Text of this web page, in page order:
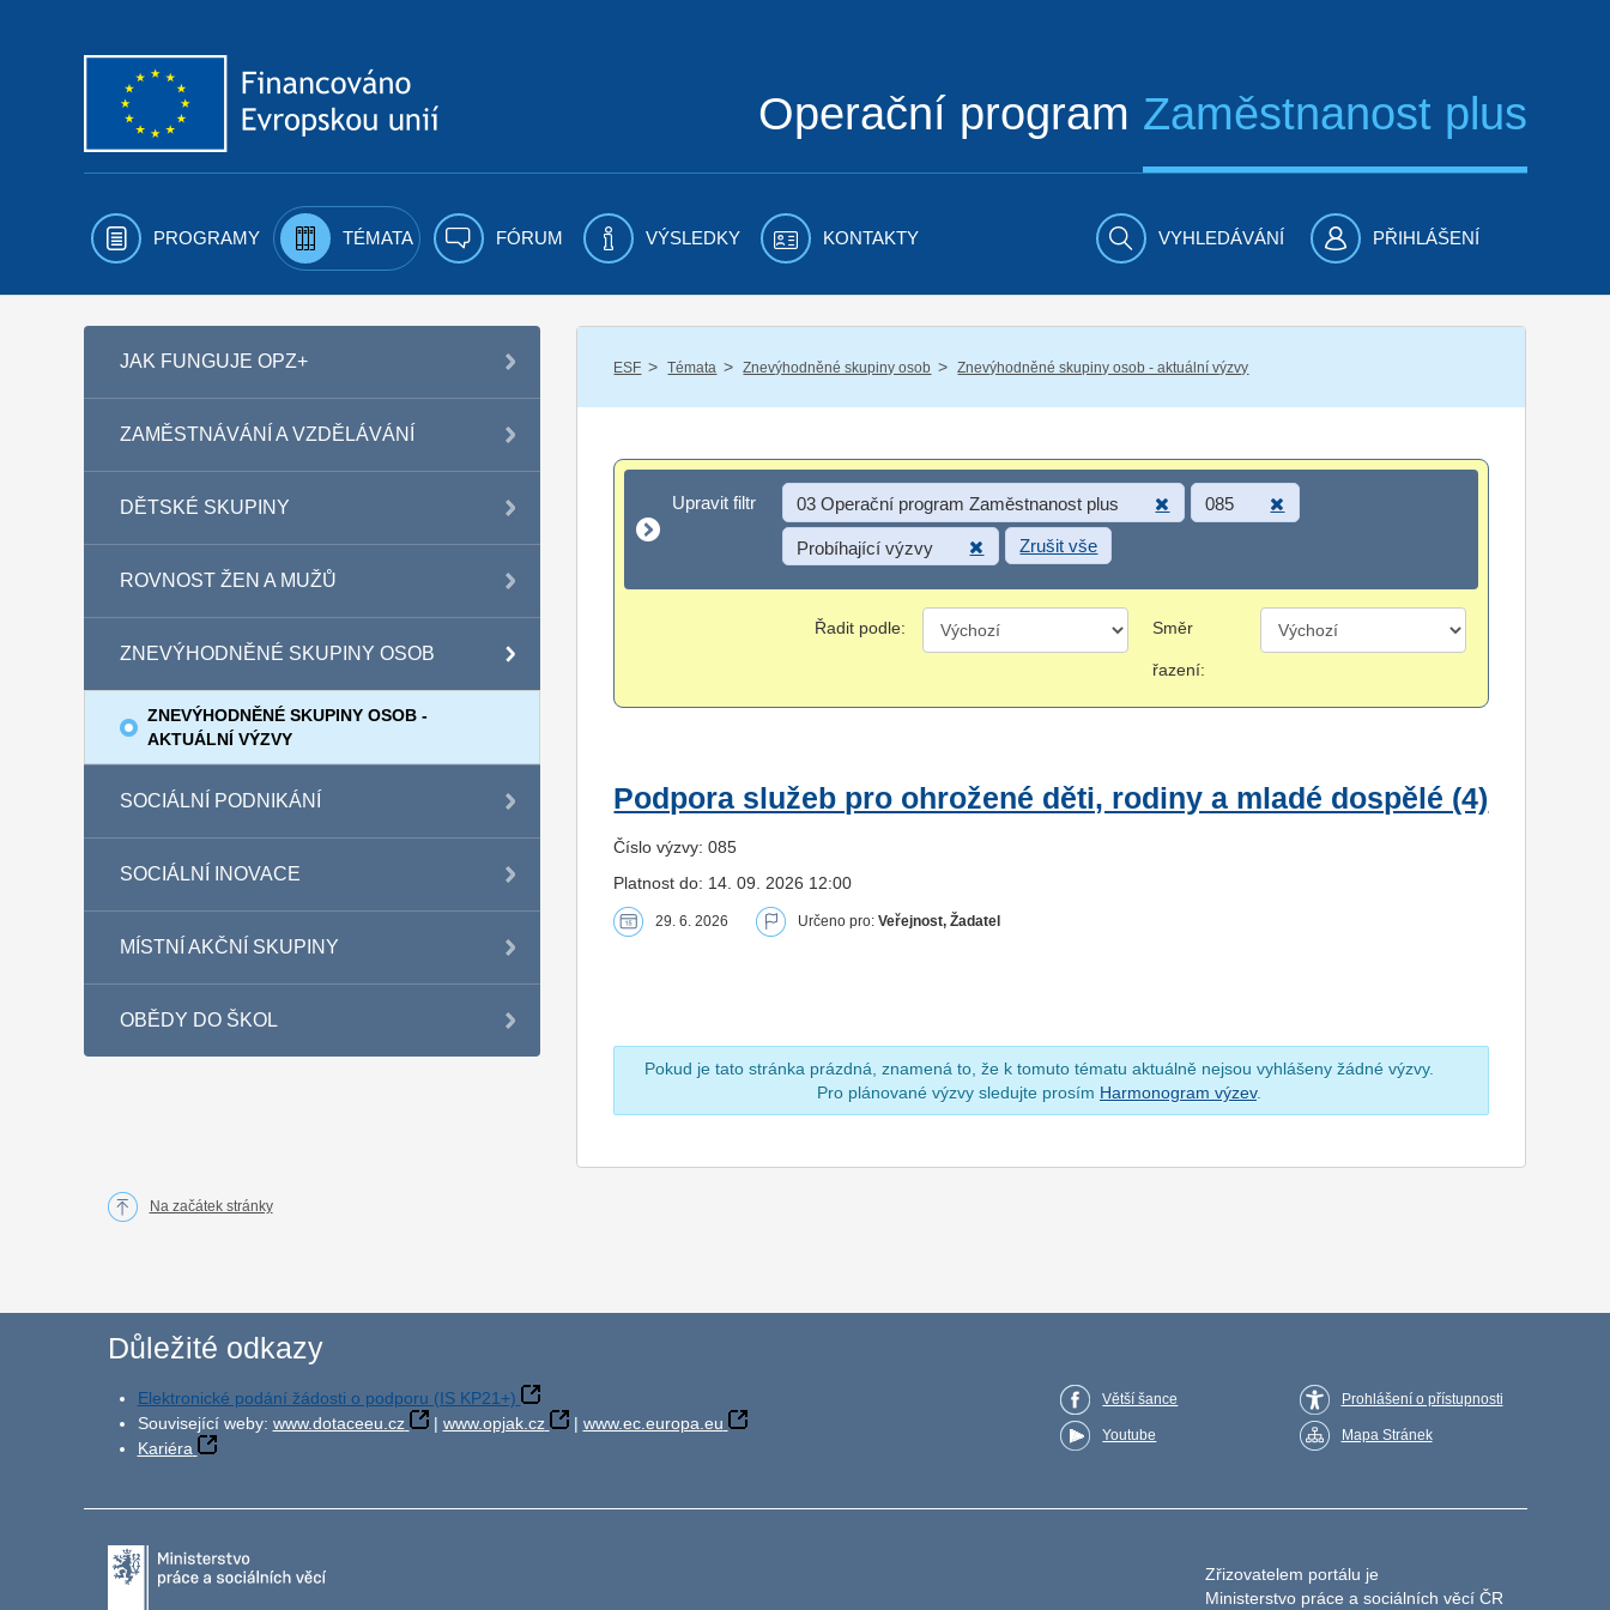
Operační program Zaměstnanost plus
PROGRAMY TÉMATA FÓRUM VÝSLEDKY KONTAKTY VYHLEDÁVÁNÍ PŘIHLÁŠENÍ
JAK FUNGUJE OPZ+
ZAMĚSTNÁVÁNÍ A VZDĚLÁVÁNÍ
DĚTSKÉ SKUPINY
ROVNOST ŽEN A MUŽŮ
ZNEVÝHODNĚNÉ SKUPINY OSOB
ZNEVÝHODNĚNÉ SKUPINY OSOB -
AKTUÁLNÍ VÝZVY
SOCIÁLNÍ PODNIKÁNÍ
SOCIÁLNÍ INOVACE
MÍSTNÍ AKČNÍ SKUPINY
OBĚDY DO ŠKOL
ESF / Témata / Znevýhodněné skupiny osob / Znevýhodněné skupiny osob - aktuální výzvy
Upravit filtr
Upravit filtr 03 Operační program Zaměstnanost plus 085
Probíhající výzvy Zrušit vše
Řadit podle: Směr
řazení:
Podpora služeb pro ohrožené děti, rodiny a mladé dospělé (4)
Číslo výzvy: 085
Platnost do: 14. 09. 2026 12:00
29. 6. 2026 Určeno pro:Veřejnost, Žadatel
Pokud je tato stránka prázdná, znamená to, že k tomuto tématu aktuálně nejsou vyhlášeny žádné výzvy.
Pro plánované výzvy sledujte prosím Harmonogram výzev.
Na začátek stránky
Důležité odkazy
Elektronické podání žádosti o podporu (IS KP21+)
Související weby: www.dotaceeu.cz | www.opjak.cz | www.ec.europa.eu
Kariéra
Větší šance
Youtube
Prohlášení o přístupnosti
Mapa Stránek
Zřizovatelem portálu je
Ministerstvo práce a sociálních věcí ČR